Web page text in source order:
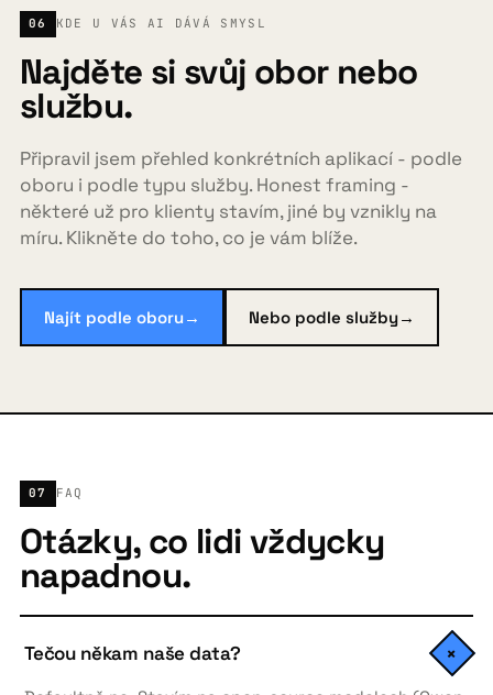
06 KDE U VÁS AI DÁVÁ SMYSL
Najděte si svůj obor nebo
službu.
Připravil jsem přehled konkrétních aplikací - podle
oboru i podle typu služby. Honest framing -
některé už pro klienty stavím, jiné by vznikly na
míru. Klikněte do toho, co je vám blíže.
Najít podle oboru→ Nebo podle služby→
07 FAQ
Otázky, co lidi vždycky
napadnou.
Tečou někam naše data? +